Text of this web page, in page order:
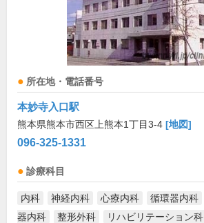
所在地・電話番号
本妙寺入口駅
熊本県熊本市西区上熊本1丁目3-4 [地図]
096-325-1331
診療科目
内科 神経内科 心療内科 循環器内科
器内科
整形外科 リハビリテーション科